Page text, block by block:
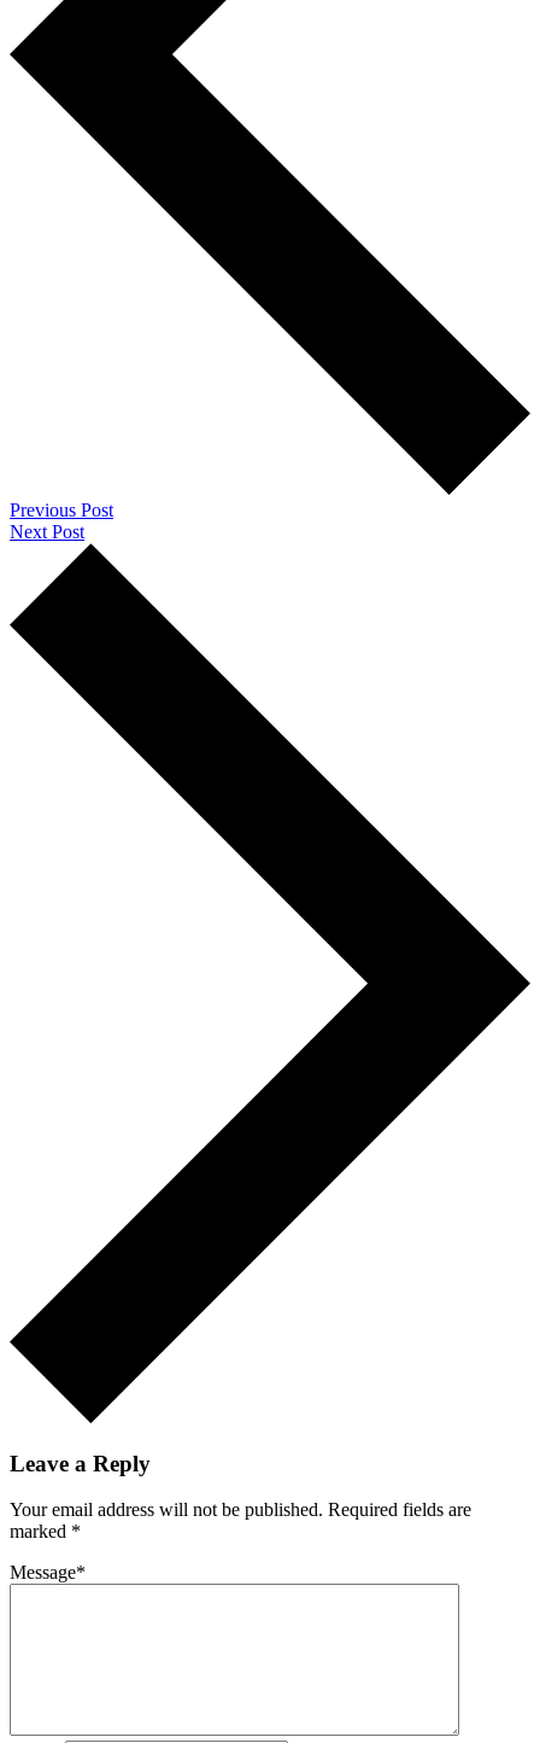
Previous Post
Next Post
Leave a Reply
Your email address will not be published. Required fields are
marked *
Message*